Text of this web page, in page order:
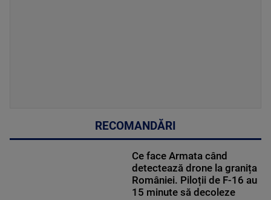
RECOMANDĂRI
Ce face Armata când
detectează drone la granița
României. Piloții de F-16 au
15 minute să decoleze